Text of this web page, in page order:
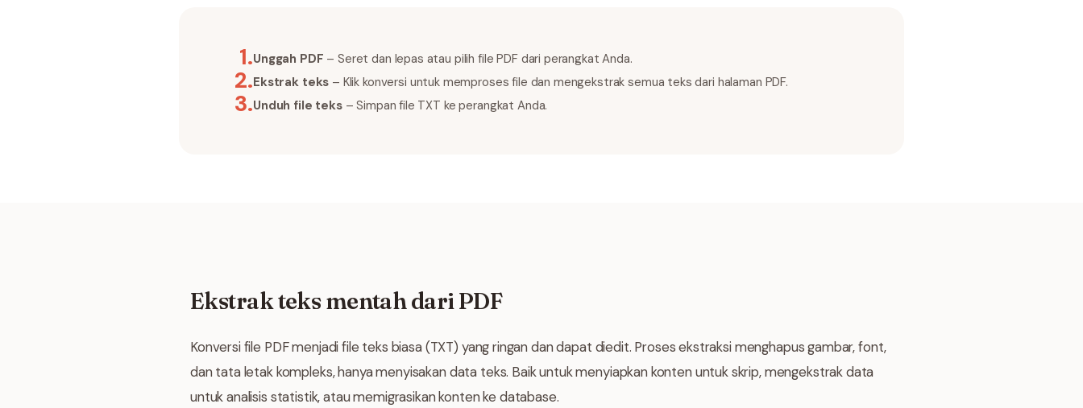
1.Unggah PDF – Seret dan lepas atau pilih file PDF dari perangkat Anda.
2.Ekstrak teks – Klik konversi untuk memproses file dan mengekstrak semua teks dari halaman PDF.
3.Unduh file teks– Simpan file TXT ke perangkat Anda.
Ekstrak teks mentah dari PDF
Konversi file PDF menjadi file teks biasa (TXT) yang ringan dan dapat diedit. Proses ekstraksi menghapus gambar, font,
dan tata letak kompleks, hanya menyisakan data teks. Baik untuk menyiapkan konten untuk skrip, mengekstrak data
untuk analisis statistik, atau memigrasikan konten ke database.